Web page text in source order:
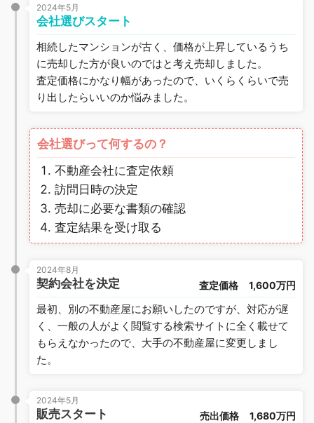
2024年5月
会社選びスタート
相続したマンションが古く、価格が上昇しているうち
に売却した方が良いのではと考え売却しました。
査定価格にかなり幅があったので、いくらくらいで売
り出したらいいのか悩みました。
会社選びって何するの？
不動産会社に査定依頼
訪問日時の決定
売却に必要な書類の確認
査定結果を受け取る
2024年8月
契約会社を決定 査定価格 1,600万円
最初、別の不動産屋にお願いしたのですが、対応が遅
く、一般の人がよく閲覧する検索サイトに全く載せて
もらえなかったので、大手の不動産屋に変更しまし
た。
2024年5月
販売スタート 売出価格 1,680万円